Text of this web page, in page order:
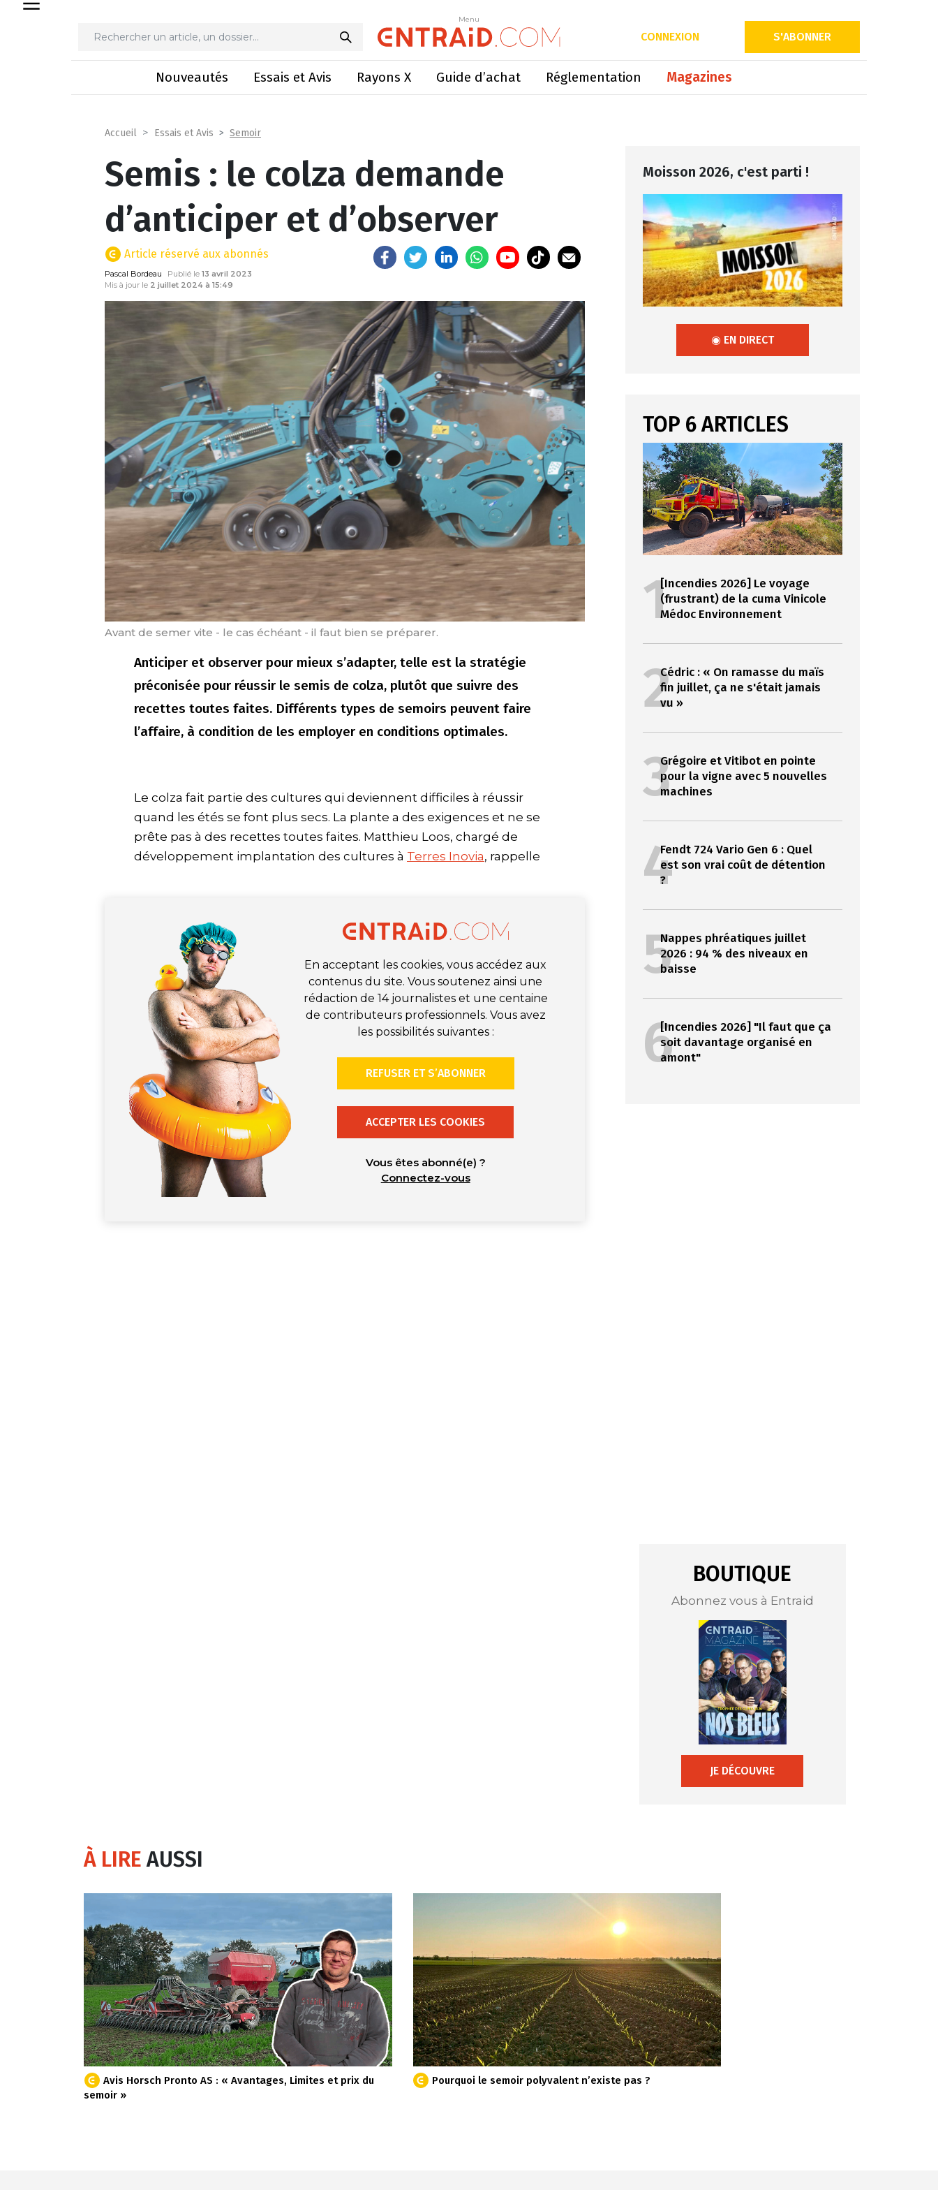
Menu
CONNEXION S'ABONNER
Nouveautés Essais et Avis Rayons X Guide d’achat Réglementation Magazines
Menu
Semis : le colza demande d’anticiper et d’observer
Accueil Essais et Avis Semoir
Semis : le colza demande
d’anticiper et d’observer
Article réservé aux abonnés
Pascal Bordeau Publié le 13 avril 2023
Mis à jour le 2 juillet 2024 à 15:49
Avant de semer vite - le cas échéant - il faut bien se préparer.
Anticiper et observer pour mieux s’adapter, telle est la stratégie
préconisée pour réussir le semis de colza, plutôt que suivre des
recettes toutes faites. Différents types de semoirs peuvent faire
l’affaire, à condition de les employer en conditions optimales.
Le colza fait partie des cultures qui deviennent difficiles à réussir
quand les étés se font plus secs. La plante a des exigences et ne se
prête pas à des recettes toutes faites. Matthieu Loos, chargé de
développement implantation des cultures à Terres Inovia, rappelle
En acceptant les cookies, vous accédez aux
contenus du site. Vous soutenez ainsi une
rédaction de 14 journalistes et une centaine
de contributeurs professionnels. Vous avez
les possibilités suivantes :
REFUSER ET S’ABONNER
ACCEPTER LES COOKIES
Vous êtes abonné(e) ?
Connectez-vous
Moisson 2026, c'est parti !
◉ EN DIRECT
TOP 6 ARTICLES
1[Incendies 2026] Le voyage
(frustrant) de la cuma Vinicole
Médoc Environnement
2Cédric : « On ramasse du maïs
fin juillet, ça ne s'était jamais
vu »
3Grégoire et Vitibot en pointe
pour la vigne avec 5 nouvelles
machines
4Fendt 724 Vario Gen 6 : Quel
est son vrai coût de détention
?
5Nappes phréatiques juillet
2026 : 94 % des niveaux en
baisse
6[Incendies 2026] "Il faut que ça
soit davantage organisé en
amont"
BOUTIQUE
Abonnez vous à Entraid
JE DÉCOUVRE
À LIREAUSSI
Avis Horsch Pronto AS : « Avantages, Limites et prix du
semoir »
Pourquoi le semoir polyvalent n’existe pas ?